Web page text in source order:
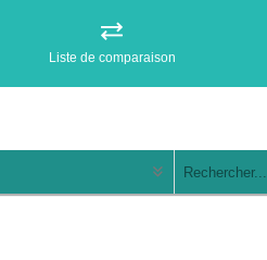
Liste de comparaison